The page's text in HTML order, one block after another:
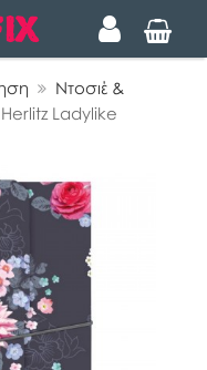
Ντοσιέ &
Ladylike